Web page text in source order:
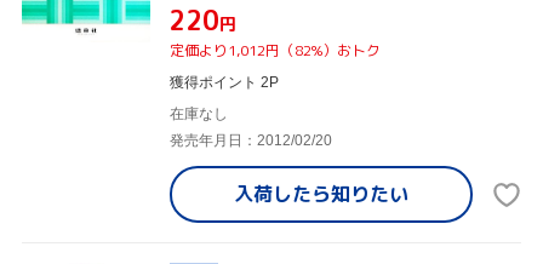
¥220円
定価より1,012円（82%）おトク
獲得ポイント 2P
在庫なし
発売年月日：2012/02/20
入荷したら知りたい